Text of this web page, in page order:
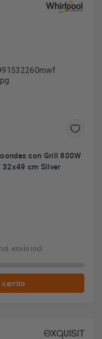
con Grill 800W
cm Silver
envío incl.
carrito